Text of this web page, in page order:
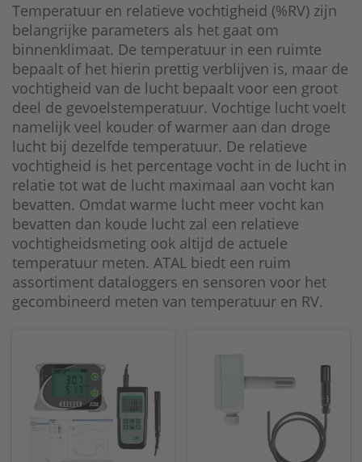
Temperatuur en relatieve vochtigheid (%RV) zijn
belangrijke parameters als het gaat om
binnenklimaat. De temperatuur in een ruimte
bepaalt of het hierin prettig verblijven is, maar de
vochtigheid van de lucht bepaalt voor een groot
deel de gevoelstemperatuur. Vochtige lucht voelt
namelijk veel kouder of warmer aan dan droge
lucht bij dezelfde temperatuur. De relatieve
vochtigheid is het percentage vocht in de lucht in
relatie tot wat de lucht maximaal aan vocht kan
bevatten. Omdat warme lucht meer vocht kan
bevatten dan koude lucht zal een relatieve
vochtigheidsmeting ook altijd de actuele
temperatuur meten. ATAL biedt een ruim
assortiment dataloggers en sensoren voor het
gecombineerd meten van temperatuur en RV.